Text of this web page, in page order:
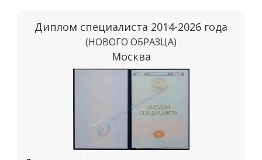
Диплом специалиста 2014-2026 года
(НОВОГО ОБРАЗЦА)
Москва